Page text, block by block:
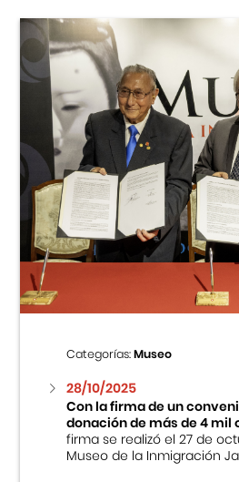
Categorías:Museo
28/10/2025
Con la firma de un
donación de más de 4 mil
firma se realizó el 27 de
Museo de la Inmigración